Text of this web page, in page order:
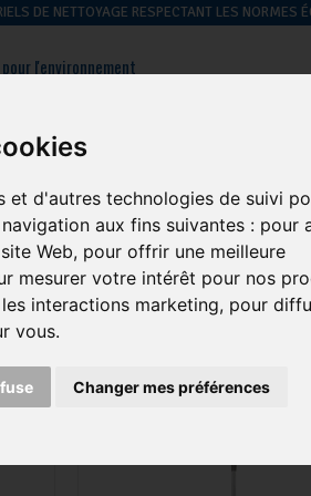
et d'autres technologies de suivi
aux fins suivantes : pour
Web, pour offrir une meilleure
mesurer votre intérêt pour nos
interactions marketing, pour
vous.
Changer mes préférences
DE NETTOYAGE RESPECTANT LES NORMES
l'environnement
hygiène
générale
gestion des
déchets
et balayage et manche
BALAYAGE ET MANCHE